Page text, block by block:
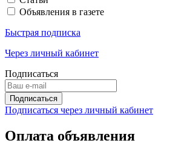
Объявления в газете
Быстрая подписка
Через личный кабинет
Подписаться
Подписаться через личный кабинет
Оплата объявления